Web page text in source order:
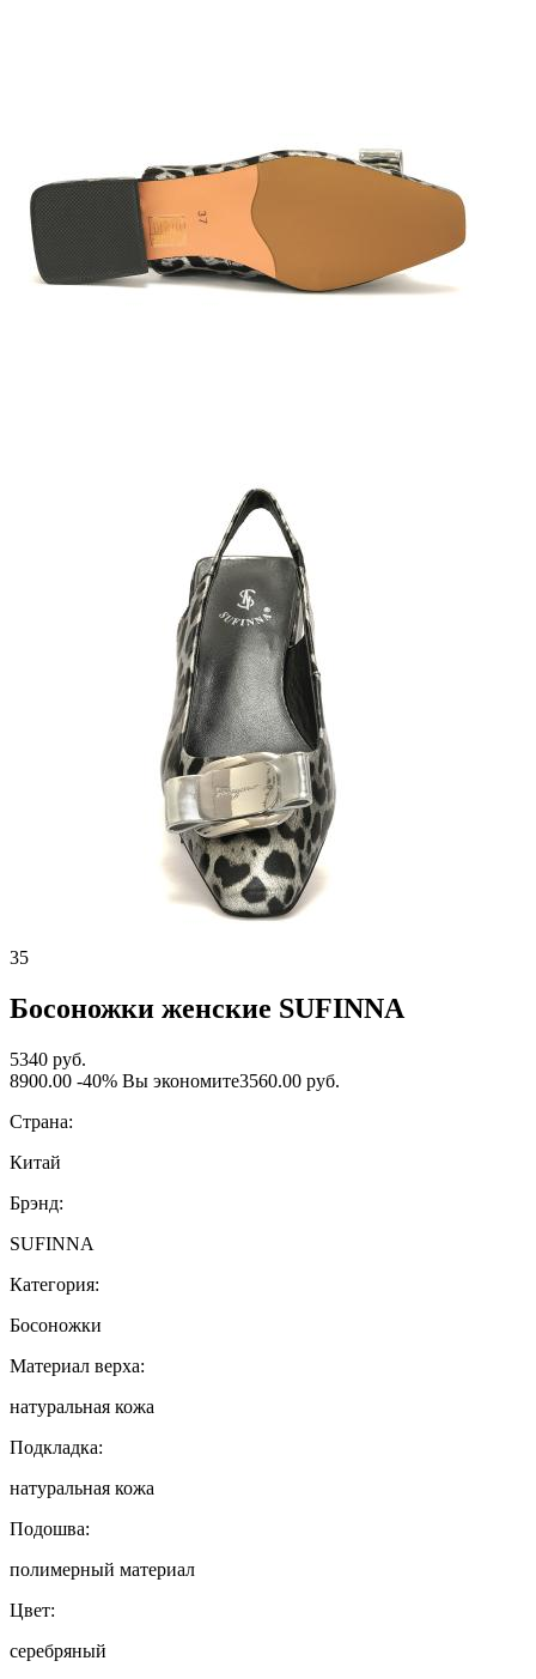
35
Босоножки женские SUFINNA
5340 руб.
8900.00 -40% Вы экономите3560.00 руб.
Страна:
Китай
Брэнд:
SUFINNA
Категория:
Босоножки
Материал верха:
натуральная кожа
Подкладка:
натуральная кожа
Подошва:
полимерный материал
Цвет:
серебряный